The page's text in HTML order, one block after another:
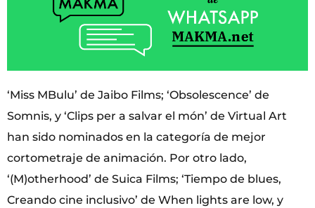
‘Miss MBulu’ de Jaibo Films; ‘Obsolescence’ de
Somnis, y ‘Clips per a salvar el món’ de Virtual Art
han sido nominados en la categoría de mejor
cortometraje de animación. Por otro lado,
‘(M)otherhood’ de Suica Films; ‘Tiempo de blues,
Creando cine inclusivo’ de When lights are low, y